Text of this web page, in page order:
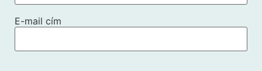
E-mail cím